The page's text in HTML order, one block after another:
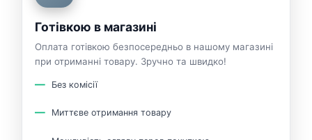
Готівкою в магазині
Оплата готівкою безпосередньо в нашому магазині
при отриманні товару. Зручно та швидко!
Без комісії
Миттєве отримання товару